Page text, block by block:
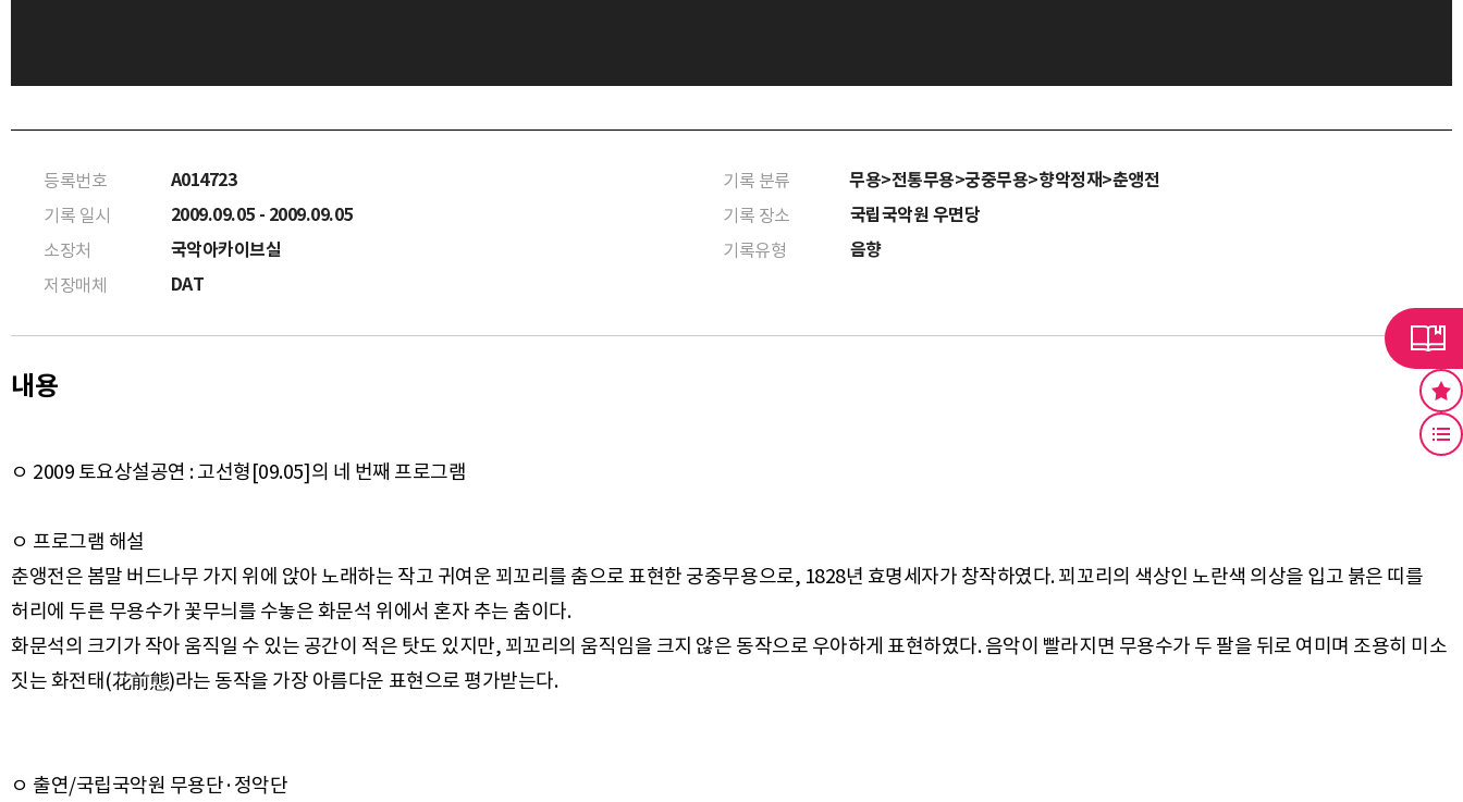
등록번호 A014723 기록 분류 무용>전통무용>궁중무용>향악정재>춘앵전
기록 일시 2009.09.05 - 2009.09.05 기록 장소 국립국악원 우면당
소장처 국악아카이브실 기록유형 음향
저장매체 DAT
내용
ㅇ 2009 토요상설공연 : 고선형[09.05]의 네 번째 프로그램
ㅇ 프로그램 해설
춘앵전은 봄말 버드나무 가지 위에 앉아 노래하는 작고 귀여운 꾀꼬리를 춤으로 표현한 궁중무용으로, 1828년 효명세자가 창작하였다. 꾀꼬리의 색상인 노란색 의상을 입고 붉은 띠를
허리에 두른 무용수가 꽃무늬를 수놓은 화문석 위에서 혼자 추는 춤이다.
화문석의 크기가 작아 움직일 수 있는 공간이 적은 탓도 있지만, 꾀꼬리의 움직임을 크지 않은 동작으로 우아하게 표현하였다. 음악이 빨라지면 무용수가 두 팔을 뒤로 여미며 조용히 미소
짓는 화전태(花前態)라는 동작을 가장 아름다운 표현으로 평가받는다.
ㅇ 출연/국립국악원 무용단·정악단